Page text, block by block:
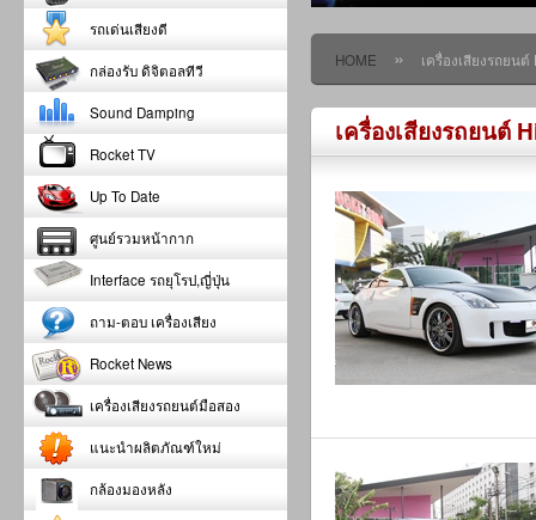
HOME » เครื่องเสียงรถยนต์
เครื่องเสียงรถยนต์
รถเด่นเสียงดี
กล่องรับ ดิจิตอลทีวี
Sound Damping
Rocket TV
Up To Date
ศูนย์รวมหน้ากาก
Interface รถยุโรป,ญี่ปุ่น
ถาม-ตอบ เครื่องเสียง
Rocket News
เครื่องเสียงรถยนต์มือสอง
แนะนำผลิตภัณฑ์ใหม่
กล้องมองหลัง